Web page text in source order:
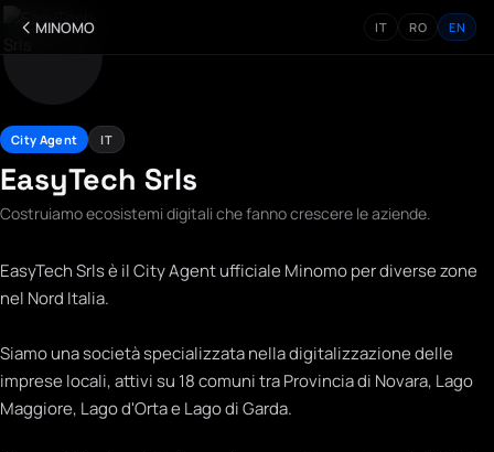
MINOMO IT RO EN
City Agent IT
EasyTech Srls
Costruiamo ecosistemi digitali che fanno crescere le aziende.
EasyTech Srls è il City Agent ufficiale Minomo per diverse zone
nel Nord Italia.
Siamo una società specializzata nella digitalizzazione delle
imprese locali, attivi su 18 comuni tra Provincia di Novara, Lago
Maggiore, Lago d'Orta e Lago di Garda.